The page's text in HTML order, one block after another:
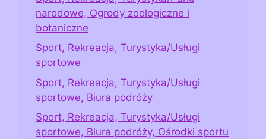
narodowe, Ogrody zoologiczne i
botaniczne
Sport, Rekreacja, Turystyka/Usługi
sportowe
Sport, Rekreacja, Turystyka/Usługi
sportowe, Biura podróży
Sport, Rekreacja, Turystyka/Usługi
sportowe, Biura podróży, Ośrodki sportu